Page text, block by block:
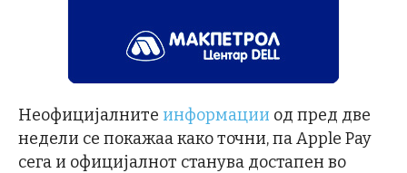
Неофицијалните информации од пред две
недели се покажаа како точни, па Apple Pay
сега и официјалнот станува достапен во